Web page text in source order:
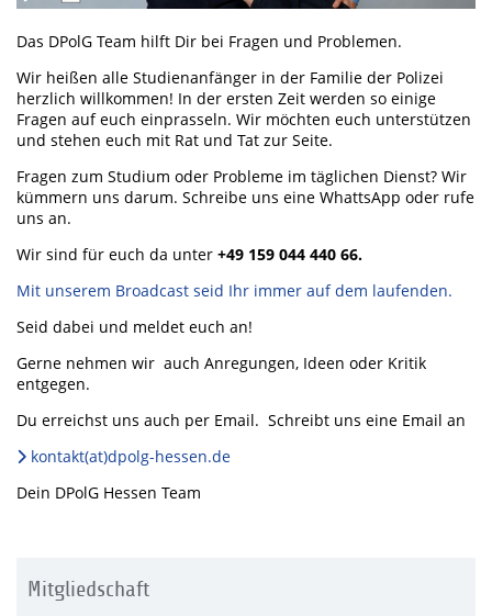
Das DPolG Team hilft Dir bei Fragen und Problemen.
Wir heißen alle Studienanfänger in der Familie der Polizei
herzlich willkommen! In der ersten Zeit werden so einige
Fragen auf euch einprasseln. Wir möchten euch unterstützen
und stehen euch mit Rat und Tat zur Seite.
Fragen zum Studium oder Probleme im täglichen Dienst? Wir
kümmern uns darum. Schreibe uns eine WhattsApp oder rufe
uns an.
Wir sind für euch da unter +49 159 044 440 66.
Mit unserem Broadcast seid Ihr immer auf dem laufenden.
Seid dabei und meldet euch an!
Gerne nehmen wir auch Anregungen, Ideen oder Kritik
entgegen.
Du erreichst uns auch per Email. Schreibt uns eine Email an
kontakt(at)dpolg-hessen.de
Dein DPolG Hessen Team
Mitgliedschaft